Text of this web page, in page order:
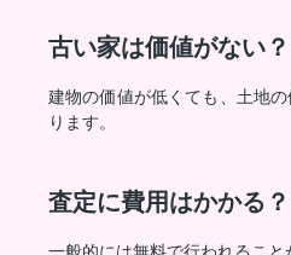
古い家は価値がない？
建物の価値が低くても、土地
ります。
査定に費用はかかる？